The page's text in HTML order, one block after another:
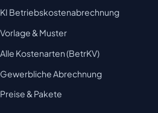
KI Betriebskostenabrechnung
Vorlage & Muster
Alle Kostenarten (BetrKV)
Gewerbliche Abrechnung
Preise & Pakete